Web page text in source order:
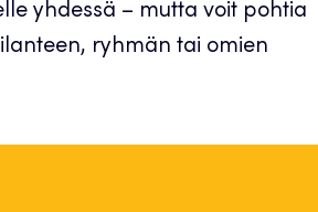
yhdessä – mutta voit pohtia
ryhmän tai omien